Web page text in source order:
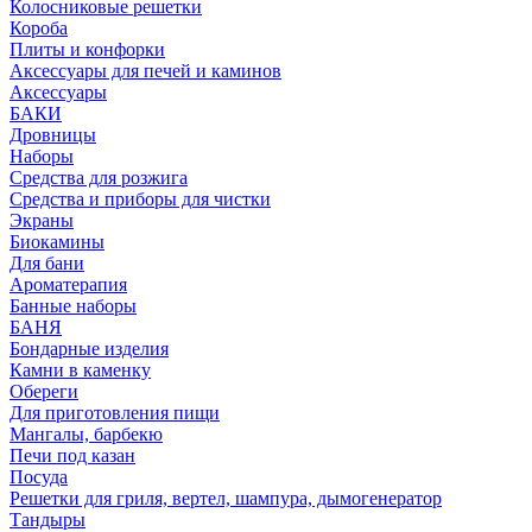
Колосниковые решетки
Короба
Плиты и конфорки
Аксессуары для печей и каминов
Аксессуары
БАКИ
Дровницы
Наборы
Средства для розжига
Средства и приборы для чистки
Экраны
Биокамины
Для бани
Ароматерапия
Банные наборы
БАНЯ
Бондарные изделия
Камни в каменку
Обереги
Для приготовления пищи
Мангалы, барбекю
Печи под казан
Посуда
Решетки для гриля, вертел, шампура, дымогенератор
Тандыры